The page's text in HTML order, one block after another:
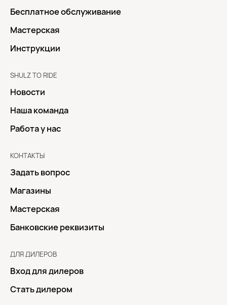
Бесплатное обслуживание
Мастерская
Инструкции
SHULZ TO RIDE
Новости
Наша команда
Работа у нас
КОНТАКТЫ
Задать вопрос
Магазины
Мастерская
Банковские реквизиты
ДЛЯ ДИЛЕРОВ
Вход для дилеров
Стать дилером